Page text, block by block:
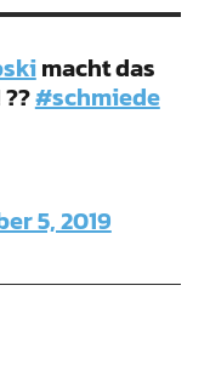
macht das
??#schmiede
5, 2019